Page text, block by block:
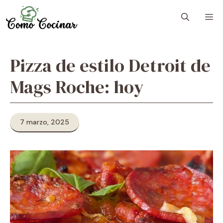
to
content
Pizza de estilo Detroit de
Mags Roche: hoy
7 marzo, 2025